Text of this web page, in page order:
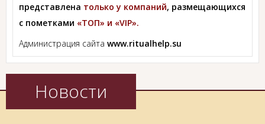
представлена только у компаний, размещающихся
с пометками «ТОП» и «VIP».
Администрация сайта www.ritualhelp.su
Новости